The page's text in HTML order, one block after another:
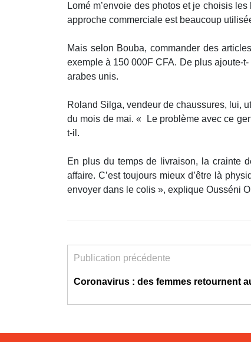
Lomé m’envoie des photos et je choisis
approche commerciale est beaucoup
Mais selon Bouba, commander des
exemple à 150 000F CFA. De plus ajoute-
arabes unis.
Roland Silga, vendeur de chaussures, lui,
du mois de mai. « Le problème avec ce
t-il.
En plus du temps de livraison, la crainte
affaire. C’est toujours mieux d’être là
envoyer dans le colis », explique Ousséni
Publication précédente
Coronavirus : des femmes retournent